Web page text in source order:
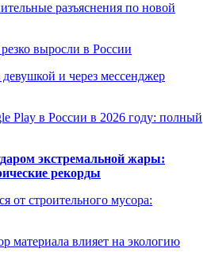
разъяснения по новой
выросли в России
и через мессенджер
Play в России в 2026 году: полный
экстремальной жары:
рекорды
от строительного мусора:
материала влияет на экологию